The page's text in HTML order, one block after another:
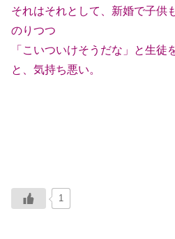
それはそれとして、新婚で子供
のりつつ
「こいついけそうだな」と生徒
と、気持ち悪い。
1